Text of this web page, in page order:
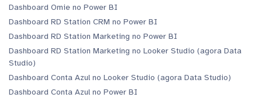
Dashboard Omie no Power BI
Dashboard RD Station CRM no Power BI
Dashboard RD Station Marketing no Power BI
Dashboard RD Station Marketing no Looker Studio (agora Data
Studio)
Dashboard Conta Azul no Looker Studio (agora Data Studio)
Dashboard Conta Azul no Power BI